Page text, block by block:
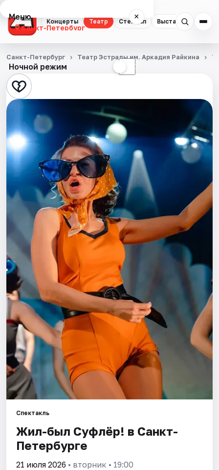
Концерты Театр Стендап Выставки
Меню ×
Санкт-Петербург
Концерты
Театр
Стендап
Выставки
Квесты
Экскурсии
События
Города
Площадки
Артисты
Рейтинги
Ночной режим ☾
Санкт-Петербург Театр Эстрады им. Аркадия Райкина
Спектакль
Жил-был Суфлёр! в Санкт-
Петербурге
21 июля 2026 • вторник • 19:00